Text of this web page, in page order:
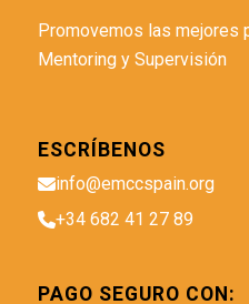
Promovemos las mejores
Mentoring y Supervisión
ESCRÍBENOS
info@emccspain.org
+34 682 41 27 89
PAGO SEGURO CON: